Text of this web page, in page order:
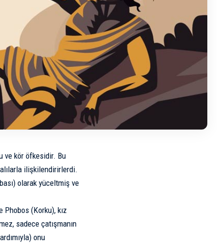
ve kör öfkesidir. Bu
ilişkilendirirlerdi.
olarak yüceltmiş ve
Phobos (Korku), kız
sadece çatışmanın
onu